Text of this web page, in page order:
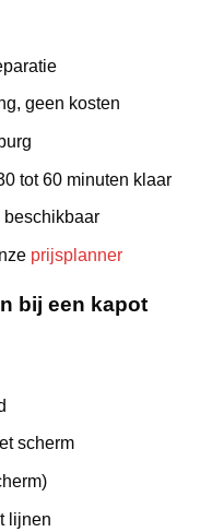
geen kosten
tot 60 minuten klaar
beschikbaar
prijsplanner
bij een kapot
scherm
lijnen